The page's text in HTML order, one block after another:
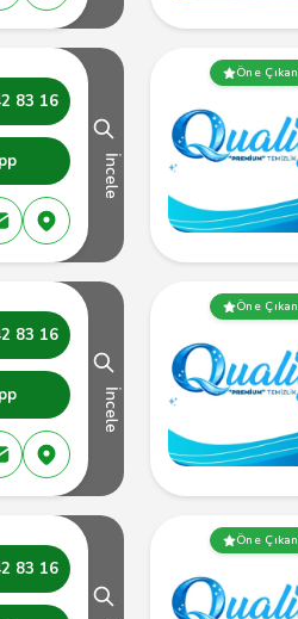
83 16
İncele
Öne Çıkan
83 16
İncele
Öne Çıkan
83 16
Öne Çıkan